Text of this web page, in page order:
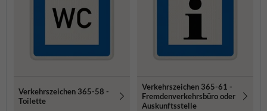
Verkehrszeichen 365-58 -
Toilette
Verkehrszeichen 365-61 -
Fremdenverkehrsbüro oder
Auskunftsstelle